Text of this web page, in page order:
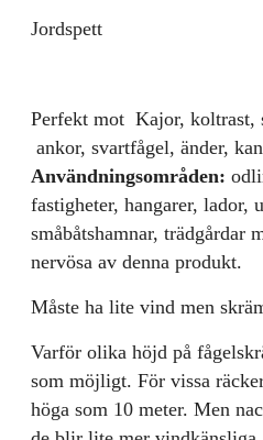
Jordspett
Perfekt mot Kajor, koltrast,
ankor, svartfågel, änder,
Användningsområden:
fastigheter, hangarer, lador,
småbåtshamnar, trädgårdar
nervösa av denna produkt.
Måste ha lite vind men
Varför olika höjd på
som möjligt. För vissa
höga som 10 meter. Men